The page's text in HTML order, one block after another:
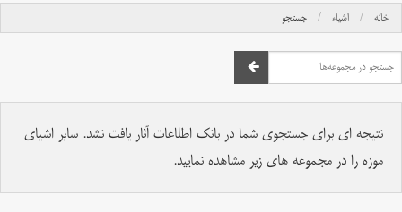
خانه اشیاء جستجو
نتیجه ای برای جستجوی شما در بانک اطلاعات آثار یافت نشد. سایر اشیای
موزه را در مجموعه های زیر مشاهده نمایید.